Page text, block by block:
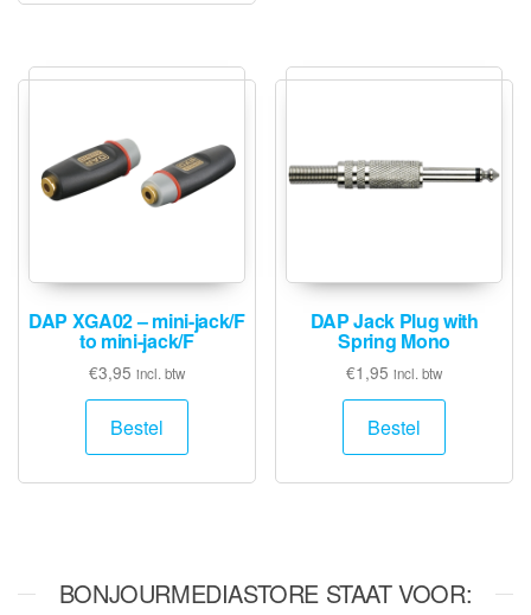
DAP XGA02 – mini-jack/F
to mini-jack/F
€3,95 incl. btw
Bestel
DAP Jack Plug with
Spring Mono
€1,95 incl. btw
Bestel
BONJOURMEDIASTORE STAAT VOOR: